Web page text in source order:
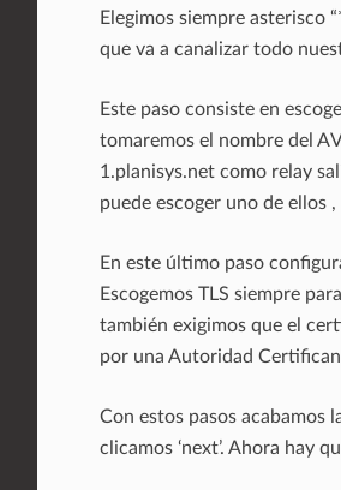
Elegimos siempre asterisco
que va a canalizar todo
Este paso consiste en
tomaremos el nombre del
1.planisys.net como relay
puede escoger uno de ellos
En este último paso
Escogemos TLS siempre
también exigimos que el
por una Autoridad
Con estos pasos acabamos
clicamos ‘next’. Ahora hay